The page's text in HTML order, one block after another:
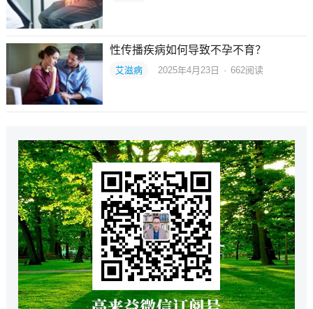
性传播疾病如何导致不孕不育？
艾滋病 2025年4月23日 · 662阅读